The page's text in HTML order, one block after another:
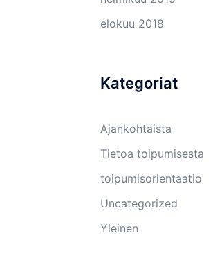
elokuu 2018
Kategoriat
Ajankohtaista
Tietoa toipumisesta
toipumisorientaatio
Uncategorized
Yleinen